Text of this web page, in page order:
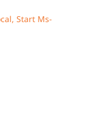
Start Ms-